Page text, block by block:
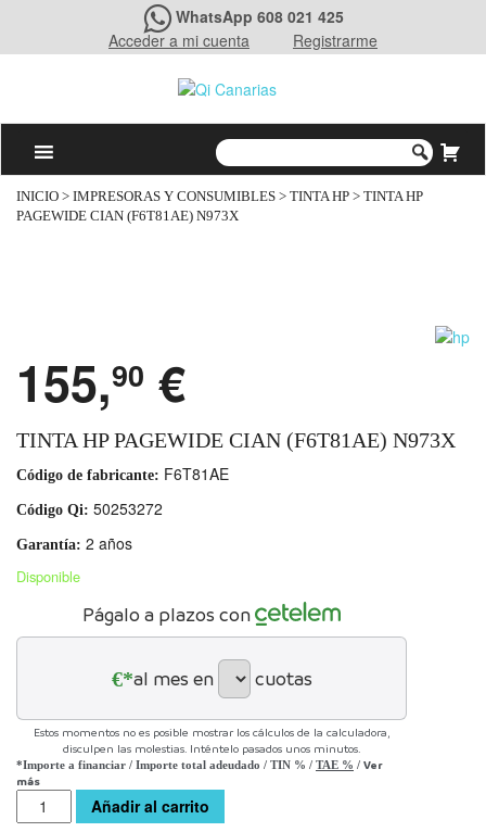
WhatsApp 608 021 425
Acceder a mi cuenta
Registrarme
INICIO > IMPRESORAS Y CONSUMIBLES > TINTA HP > TINTA HP
PAGEWIDE CIAN (F6T81AE) N973X
155,90 €
TINTA HP PAGEWIDE CIAN (F6T81AE) N973X
Código de fabricante: F6T81AE
Código Qi: 50253272
Garantía: 2 años
Disponible
Págalo a plazos con
€*al mes en cuotas
Estos momentos no es posible mostrar los cálculos de la calculadora,
disculpen las molestias. Inténtelo pasados unos minutos.
*Importe a financiar / Importe total adeudado / TIN % / TAE % / Ver
más
Cantidad Añadir al carrito